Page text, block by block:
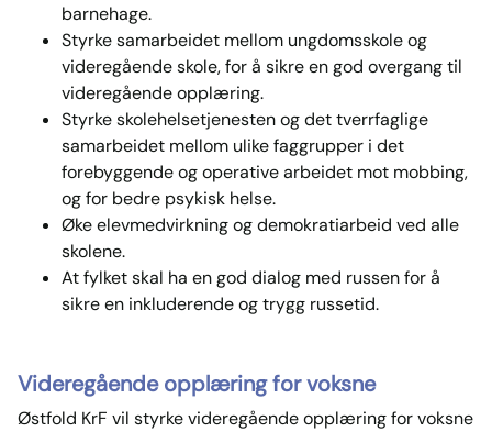
barnehage.
Styrke samarbeidet mellom ungdomsskole og
videregående skole, for å sikre en god overgang til
videregående opplæring.
Styrke skolehelsetjenesten og det tverrfaglige
samarbeidet mellom ulike faggrupper i det
forebyggende og operative arbeidet mot mobbing,
og for bedre psykisk helse.
Øke elevmedvirkning og demokratiarbeid ved alle
skolene.
At fylket skal ha en god dialog med russen for å
sikre en inkluderende og trygg russetid.
Videregående opplæring for voksne
Østfold KrF vil styrke videregående opplæring for voksne